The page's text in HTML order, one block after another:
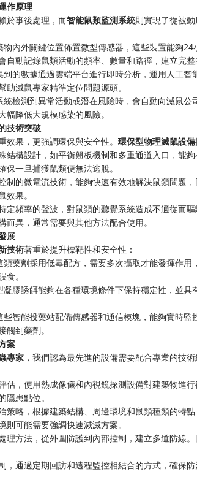
作原理
於事後處理，而智能鼠類監測系統則實現了從被
物內外關鍵位置佈置微型傳感器，這些裝置能夠
自動記錄鼠類活動的頻率、數量和路徑，建立完整
到的數據通過雲端平台進行即時分析，運用人工
助滅鼠專家精準定位問題源頭。
統檢測到異常活動或潛在風險時，會自動向滅鼠
幅降低大規模感染的風險。
技術突破
效果，更強調環保與安全性。 環保型物理滅鼠設備
結構設計，如平衡翹板機制和多重通道入口，能
保一旦捕獲鼠類便無法逃脫。
制的微電流技術，能夠快速有效地解決鼠類問題
效果。
定頻率的聲波，對鼠類的聽覺系統造成不適從而
而異，通常需要與其他方法配合使用。
展
技術著重於提升標靶性和安全性：
類藥劑採用低毒配方，需要多次攝取才能發揮作
食。
凝膠誘餌能夠在各種環境條件下保持穩定性，並
些智能投藥站配備傳感器和通信模塊，能夠實時
觸到藥劑。
案
專家 ，我們認為最先進的設備需要配合專業的技
估，使用熱成像儀和內視鏡探測設備對建築物進
隱患點位。
策略，根據建築結構、周邊環境和鼠類種類的特
則可能需要強調快速減滅方案。
理方法，從外圍防護到內部控制，建立多道防線
，通過定期回訪和遠程監控相結合的方式，確保